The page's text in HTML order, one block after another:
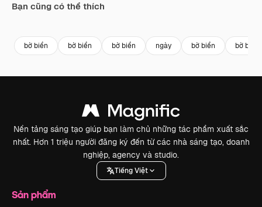
Bạn cũng có thể thích
bờ biển bờ biển bờ biển ngày bờ biển bờ biển
Nền tảng sáng tạo giúp bạn làm chủ những tác phẩm xuất sắc
nhất. Hơn 1 triệu người đăng ký đến từ các nhà sáng tạo, doanh
nghiệp, agency và studio.
Tiếng Việt
Sản phẩm